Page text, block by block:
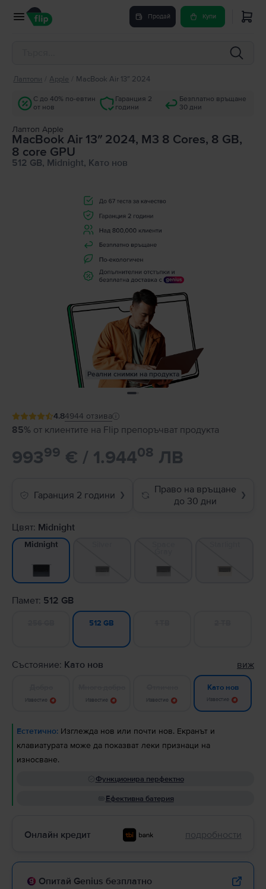
Продай Купи
Лаптопи Apple MacBook Air 13″ 2024
С до 40% по-евтин
от нов
Гаранция 2
години
Безплатно връщане
30 дни
Лаптоп Apple
MacBook Air 13″ 2024, M3 8 Cores, 8 GB,
8 core GPU
512 GB, Midnight, Като нов
Реални снимки на продукта
4.84944 отзива
85% от клиентите на Flip препоръчват продукта
99399 € / 1.94408 ЛВ
Гаранция 2 години ❯
Право на връщане
до 30 дни
❯
Цвят: Midnight
Midnight
Памет: 512 GB
512 GB
Състояние: Като нов виж
Известие Известие Известие
Като нов
Известие
Естетично: Изглежда нов или почти нов. Екранът и
клавиатурата може да показват леки признаци на
износване.
Функционира перфектно
Ефективна батерия
Онлайн кредит подробности
Опитай Genius безплатно